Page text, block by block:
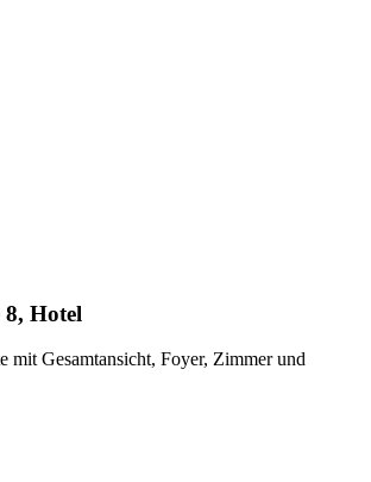
8, Hotel
mit Gesamtansicht, Foyer, Zimmer und